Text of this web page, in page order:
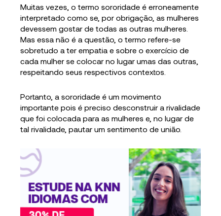
Muitas vezes, o termo sororidade é erroneamente
interpretado como se, por obrigação, as mulheres
devessem gostar de todas as outras mulheres.
Mas essa não é a questão, o termo refere-se
sobretudo a ter empatia e sobre o exercício de
cada mulher se colocar no lugar umas das outras,
respeitando seus respectivos contextos.
Portanto, a sororidade é um movimento
importante pois é preciso desconstruir a rivalidade
que foi colocada para as mulheres e, no lugar de
tal rivalidade, pautar um sentimento de união.